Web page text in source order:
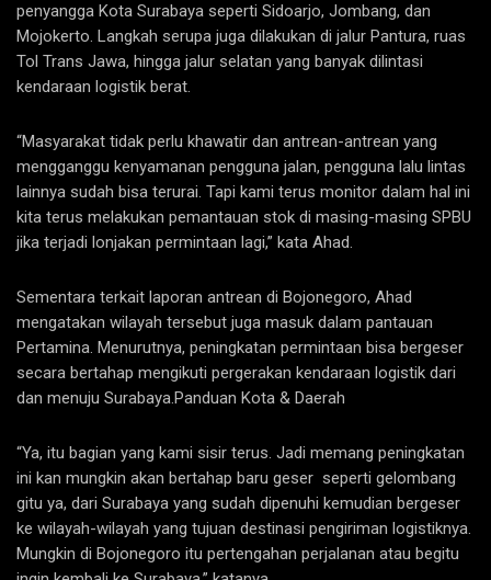
penyangga Kota Surabaya seperti Sidoarjo, Jombang, dan
Mojokerto. Langkah serupa juga dilakukan di jalur Pantura, ruas
Tol Trans Jawa, hingga jalur selatan yang banyak dilintasi
kendaraan logistik berat.
“Masyarakat tidak perlu khawatir dan antrean-antrean yang
mengganggu kenyamanan pengguna jalan, pengguna lalu lintas
lainnya sudah bisa terurai. Tapi kami terus monitor dalam hal ini
kita terus melakukan pemantauan stok di masing-masing SPBU
jika terjadi lonjakan permintaan lagi,” kata Ahad.
Sementara terkait laporan antrean di Bojonegoro, Ahad
mengatakan wilayah tersebut juga masuk dalam pantauan
Pertamina. Menurutnya, peningkatan permintaan bisa bergeser
secara bertahap mengikuti pergerakan kendaraan logistik dari
dan menuju Surabaya.Panduan Kota & Daerah
“Ya, itu bagian yang kami sisir terus. Jadi memang peningkatan
ini kan mungkin akan bertahap baru geser seperti gelombang
gitu ya, dari Surabaya yang sudah dipenuhi kemudian bergeser
ke wilayah-wilayah yang tujuan destinasi pengiriman logistiknya.
Mungkin di Bojonegoro itu pertengahan perjalanan atau begitu